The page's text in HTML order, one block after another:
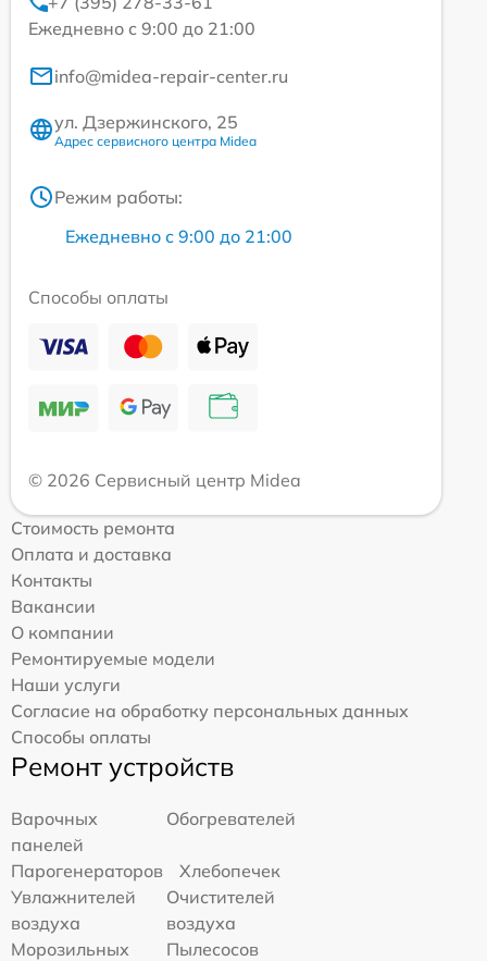
Ежедневно с 9:00 до 21:00
info@midea-repair-center.ru
ул. Дзержинского, 25
Адрес сервисного центра Midea
Режим работы:
Ежедневно с 9:00 до 21:00
Способы оплаты
© 2026 Сервисный центр Midea
Стоимость ремонта
Оплата и доставка
Контакты
Вакансии
О компании
Ремонтируемые модели
Наши услуги
Согласие на обработку персональных данных
Способы оплаты
Ремонт устройств
Варочных
панелей
Обогревателей
Парогенераторов
Хлебопечек
Увлажнителей
воздуха
Очистителей
воздуха
Морозильных
Пылесосов